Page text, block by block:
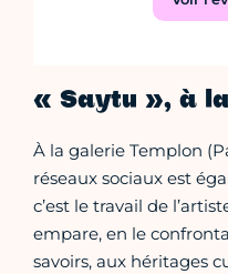
« Saytu », à
À la galerie Templon
réseaux sociaux est
c’est le travail de
empare, en le
savoirs, aux héritages